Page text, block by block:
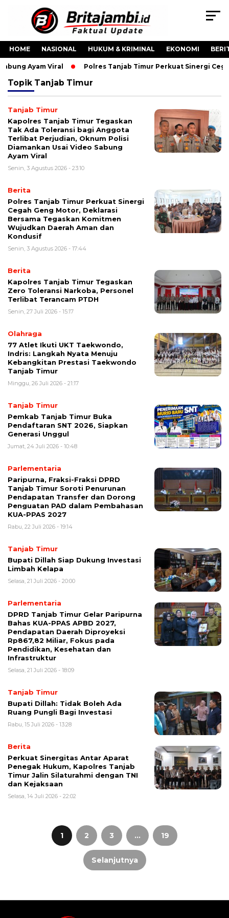
HOME NASIONAL HUKUM & KRIMINAL EKONOMI
Ayam Viral Polres Tanjab Timur Perkuat Sinergi
Topik Tanjab Timur
Tanjab Timur
Kapolres Tanjab Timur Tegaskan
Tak Ada Toleransi bagi Anggota
Terlibat Perjudian, Oknum Polisi
Diamankan Usai Video Sabung
Ayam Viral
Senin, 3 Agustus 2026 - 23:10
Berita
Polres Tanjab Timur Perkuat Sinergi
Cegah Geng Motor, Deklarasi
Bersama Tegaskan Komitmen
Wujudkan Daerah Aman dan
Kondusif
Senin, 3 Agustus 2026 - 17:44
Berita
Kapolres Tanjab Timur Tegaskan
Zero Toleransi Narkoba, Personel
Terlibat Terancam PTDH
Senin, 27 Juli 2026 - 15:17
Olahraga
77 Atlet Ikuti UKT Taekwondo,
Indris: Langkah Nyata Menuju
Kebangkitan Prestasi Taekwondo
Tanjab Timur
Minggu, 26 Juli 2026 - 21:17
Tanjab Timur
Pemkab Tanjab Timur Buka
Pendaftaran SNT 2026, Siapkan
Generasi Unggul
Jumat, 24 Juli 2026 - 10:48
Parlementaria
Paripurna, Fraksi-Fraksi DPRD
Tanjab Timur Soroti Penurunan
Pendapatan Transfer dan Dorong
Penguatan PAD dalam Pembahasan
KUA-PPAS 2027
Rabu, 22 Juli 2026 - 19:14
Tanjab Timur
Bupati Dillah Siap Dukung Investasi
Limbah Kelapa
Selasa, 21 Juli 2026 - 20:00
Parlementaria
DPRD Tanjab Timur Gelar Paripurna
Bahas KUA-PPAS APBD 2027,
Pendapatan Daerah Diproyeksi
Rp867,82 Miliar, Fokus pada
Pendidikan, Kesehatan dan
Infrastruktur
Selasa, 21 Juli 2026 - 18:09
Tanjab Timur
Bupati Dillah: Tidak Boleh Ada
Ruang Pungli Bagi Investasi
Rabu, 15 Juli 2026 - 13:28
Berita
Perkuat Sinergitas Antar Aparat
Penegak Hukum, Kapolres Tanjab
Timur Jalin Silaturahmi dengan TNI
dan Kejaksaan
Selasa, 14 Juli 2026 - 22:02
Paginasi
1 2 3 … 19
Selanjutnya